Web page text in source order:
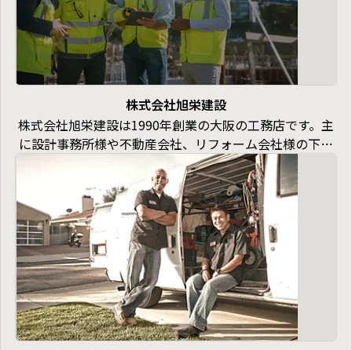
株式会社旭栄建設
株式会社旭栄建設は1990年創業の大阪の工務店です。主
に設計事務所様や不動産会社、リフォーム会社様の下請
け業者として30年以上営業しております。大工工事を主
軸としながら強力なサポーターとともに、設備・ダク
ト、電気工事、家具・什器の製作、メンテナンスまでを
格安料金で承っております。 ​ワンストップの丸投げ業者
としてのご用命でも、専門工事の大工としての御用でも
きっとお役に立てると思っています。